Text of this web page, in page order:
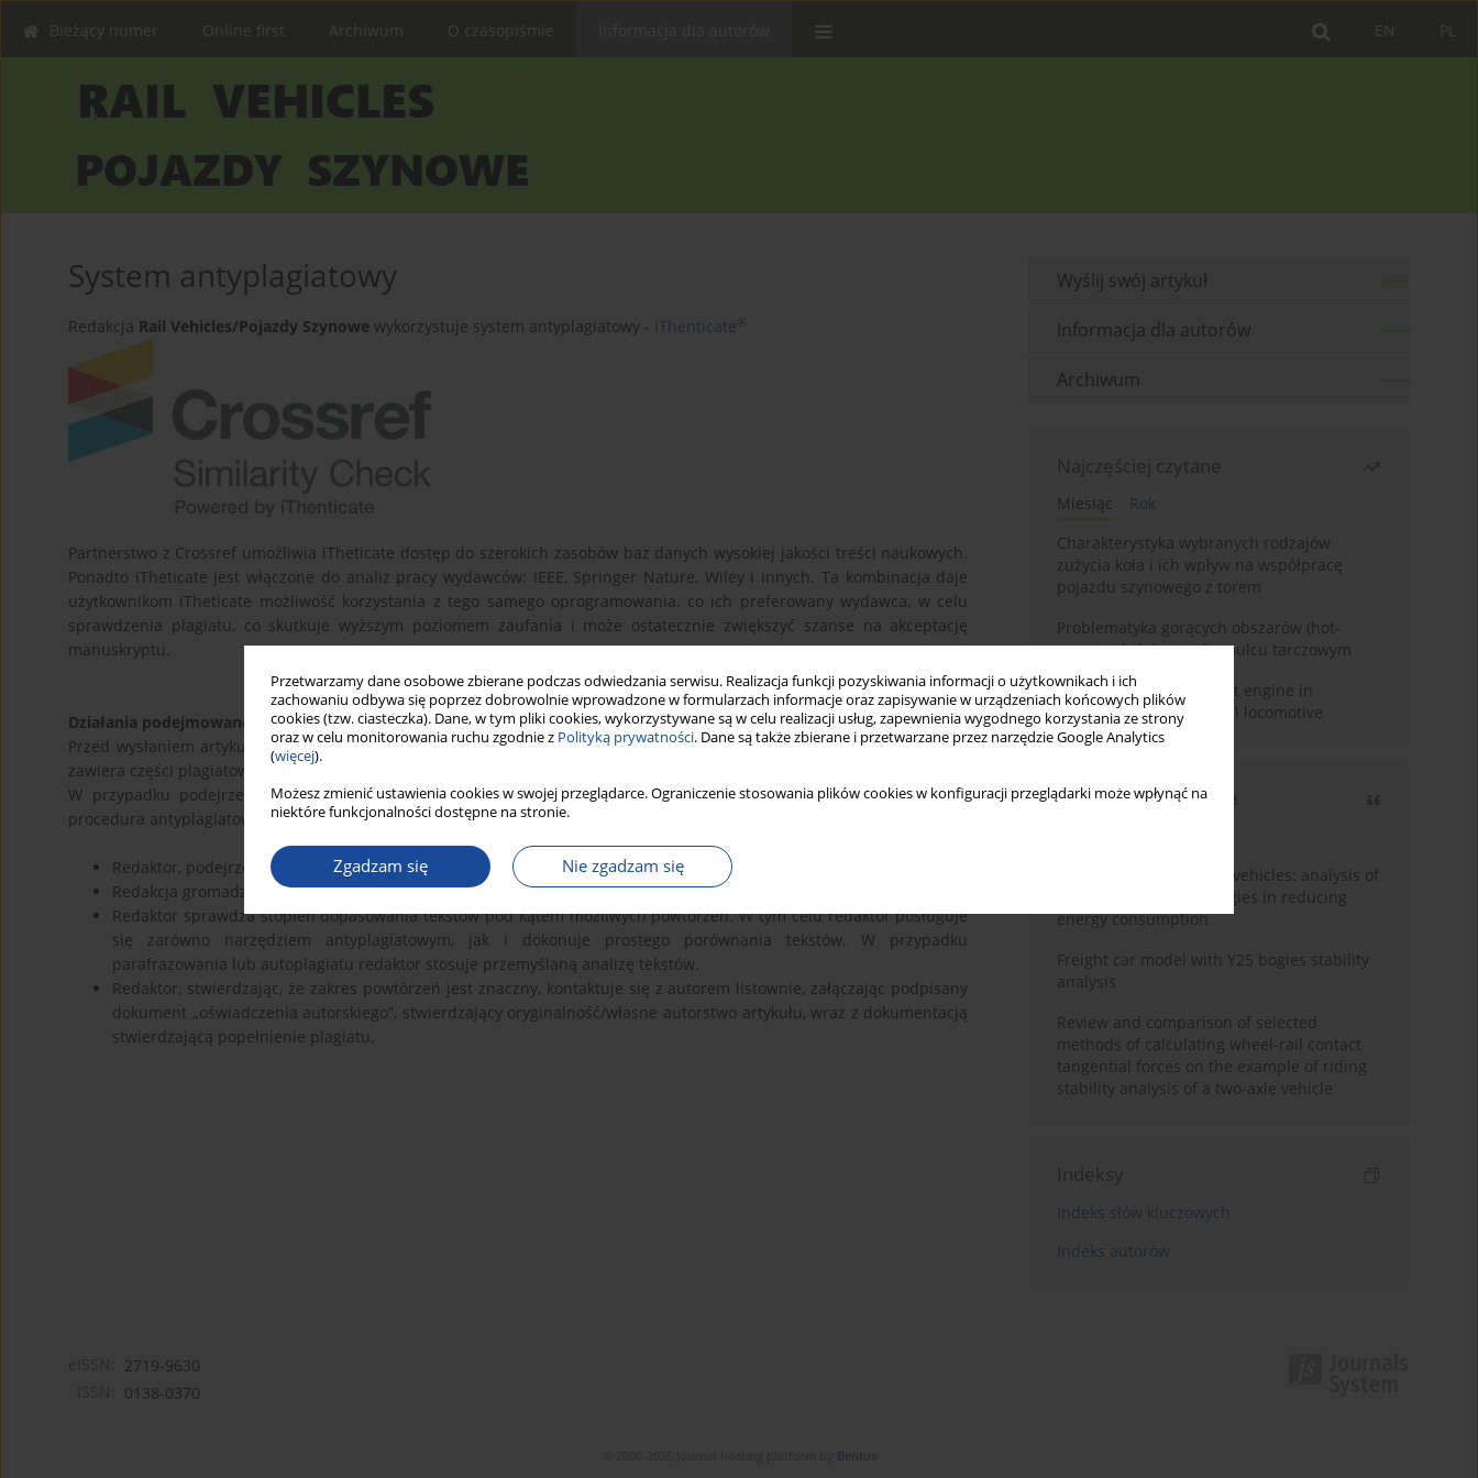
Przetwarzamy dane osobowe zbierane podczas odwiedzania serwisu. Realizacja funkcji pozyskiwania informacji o użytkownikach i ich
zachowaniu odbywa się poprzez dobrowolnie wprowadzone w formularzach informacje oraz zapisywanie w urządzeniach końcowych plików
cookies (tzw. ciasteczka). Dane, w tym pliki cookies, wykorzystywane są w celu realizacji usług, zapewnienia wygodnego korzystania ze strony
oraz w celu monitorowania ruchu zgodnie z Polityką prywatności. Dane są także zbierane i przetwarzane przez narzędzie Google Analytics
(więcej).
Możesz zmienić ustawienia cookies w swojej przeglądarce. Ograniczenie stosowania plików cookies w konfiguracji przeglądarki może wpłynąć na
niektóre funkcjonalności dostępne na stronie.
Zgadzam się Nie zgadzam się
PL
EN
Bieżący numer Online first Archiwum O czasopiśmie
System antyplagiatowy
Redakcja Rail Vehicles/Pojazdy Szynowe wykorzystuje system antyplagiatowy - iThenticate ®
Partnerstwo z Crossref umożliwia iTheticate dostęp do szerokich zasobów baz danych wysokiej jakości treści naukowych.
Ponadto iTheticate jest włączone do analiz pracy wydawców: IEEE, Springer Nature, Wiley i innych. Ta kombinacja daje
użytkownikom iTheticate możliwość korzystania z tego samego oprogramowania, co ich preferowany wydawca, w celu
sprawdzenia plagiatu, co skutkuje wyższym poziomem zaufania i może ostatecznie zwiększyć szanse na akceptację
manuskryptu.
Działania podejmowane w przypadku podejrzenia o plagiat zgłoszonego do druku artykułu
Przed wysłaniem artykułu do recenzentów, program antyplagiatowy korzystający z systemu plagiat.pl sprawdza, czy nie
zawiera części plagiatowych. Wynik powyżej 25% dyskwalifikuje publikację z dalszej obróbki.
W przypadku podejrzenia przez Redakcję plagiatu w przypadku artykułu zgłoszonego do druku uruchamiana jest
procedura antyplagiatowa, której kolejne etapy są następujące:
Redaktor, podejrzewając plagiat artykułu zgłoszonego do druku, podejmuje czynności proceduralne;
Redakcja gromadzi pełną dokumentację wraz z dowodami;
Redaktor sprawdza stopień dopasowania tekstów pod kątem możliwych powtórzeń. W tym celu redaktor posługuje
się zarówno narzędziem antyplagiatowym, jak i dokonuje prostego porównania tekstów. W przypadku
parafrazowania lub autoplagiatu redaktor stosuje przemyślaną analizę tekstów.
Redaktor, stwierdzając, że zakres powtórzeń jest znaczny, kontaktuje się z autorem listownie, załączając podpisany
dokument „oświadczenia autorskiego”, stwierdzający oryginalność/własne autorstwo artykułu, wraz z dokumentacją
stwierdzającą popełnienie plagiatu.
Wyślij swój artykuł
Informacja dla autorów
Archiwum
Najczęściej czytane
Miesiąc
Rok
Charakterystyka wybranych rodzajów
zużycia koła i ich wpływ na współpracę
pojazdu szynowego z torem
Problematyka gorących obszarów (hot-
spots) w kolejowym hamulcu tarczowym
Use of Stage V compliant engine in
modernized SM42 diesel locomotive
Najczęściej cytowane
Energy efficiency in rail vehicles: analysis of
contemporary technologies in reducing
energy consumption
Freight car model with Y25 bogies stability
analysis
Review and comparison of selected
methods of calculating wheel-rail contact
tangential forces on the example of riding
stability analysis of a two-axle vehicle
Indeksy
Indeks słów kluczowych
Indeks autorów
2719-9630
0138-0370
Bentus